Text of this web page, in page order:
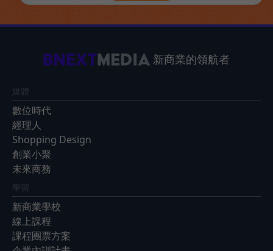
新商業的領航者
媒體
數位時代
經理人
Shopping Design
創業小聚
未來商務
學習
新商業學校
線上課程
課程團票方案